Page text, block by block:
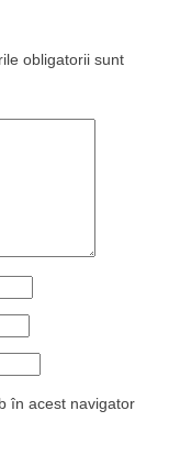
obligatorii sunt
în acest navigator